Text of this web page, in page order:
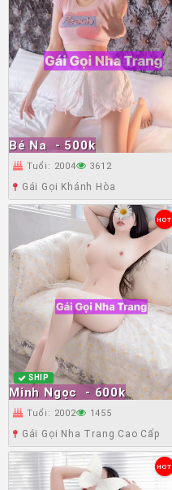
Bé Na - 500k
Tuổi: 2004 3612
Gái Gọi Khánh Hòa
Minh Ngọc - 600k
HOT
SHIP
Tuổi: 2002 1455
Gái Gọi Nha Trang Cao Cấp
HOT